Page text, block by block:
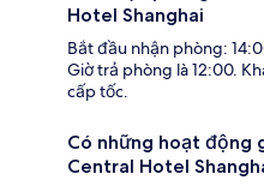
Hotel Shanghai
Bắt đầu nhận phòng:
Giờ trả phòng là 12:00.
cấp tốc.
Có những hoạt động
Central Hotel